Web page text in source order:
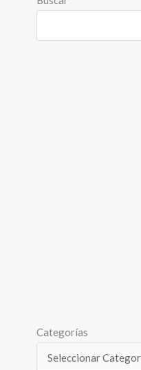
Categorías